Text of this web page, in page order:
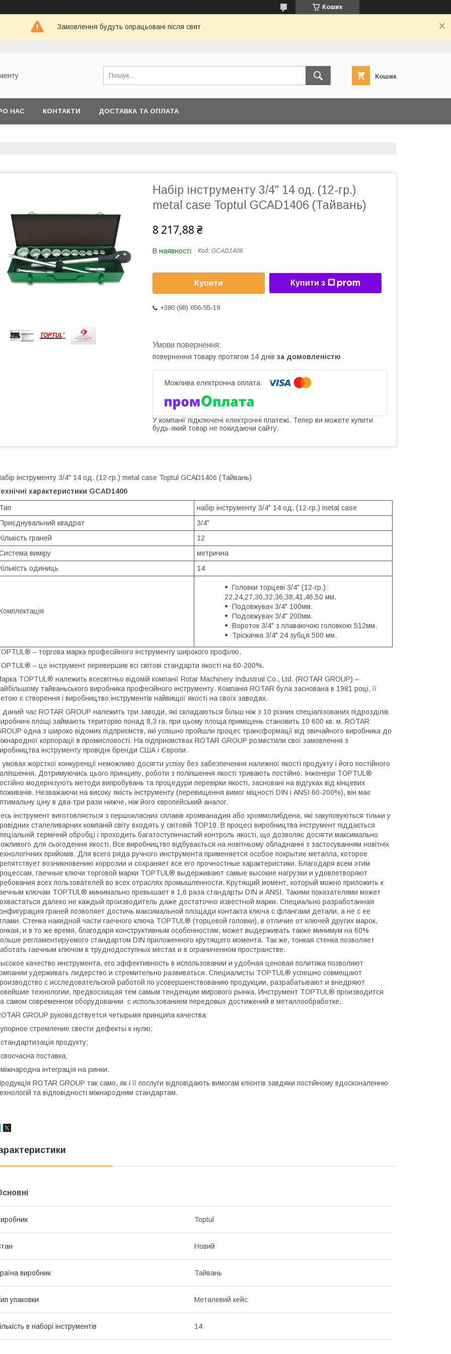
Кошик
Замовлення будуть опрацьовані після свят
Кошик
НАС КОНТАКТИ ДОСТАВКА ТА ОПЛАТА
Набір інструменту 3/4" 14 од. (12-гр.)
metal саѕе Toptul GCAD1406 (Тайвань)
8 217,88 ₴
В наявності Код: GCAD1406
Купити Купити з
+380 (98) 656-55-19
повернення товару протягом 14 днів за домовленістю
У компанії підключені електронні платежі. Тепер ви можете купити
будь-який товар не покидаючи сайту.
інструменту 3/4" 14 од. (12-гр.) metal саѕе Toptul GCAD1406 (Тайвань)
характеристики GCAD1406
Тип
набір інструменту 3/4" 14 од. (12-гр.) metal case
квадрат
3/4"
граней
12
виміру
метрична
одиниць
14
Головки торцеві 3/4" (12-гр.):
22,24,27,30,32,36,38,41,46,50 мм.
Подовжувач 3/4" 100мм.
Подовжувач 3/4" 200мм.
Вороток 3/4" з плаваючою головкою 512мм.
Тріскачка 3/4" 24 зубця 500 мм.
– торгова марка професійного інструменту широкого профілю.
– це інструмент перевершив всі світові стандарти якості на 60-200%.
TOPTUL® належить всесвітньо відомій компанії Rotar Machinery Industrial Co., Ltd. (ROTAR GROUP) –
тайваньського виробника професійного інструменту. Компанія ROTAR була заснована в 1981 році, її
є створення і виробництво інструментів найвищої якості на своїх заводах.
даний час ROTAR GROUP належить три заводи, які складаються більш ніж з 10 різних спеціалізованих підрозділів.
площі займають територію понад 8,3 га, при цьому площа приміщень становить 10 600 кв. м. ROTAR
одна з широко відомих підприємств, які успішно пройшли процес трансформації від звичайного виробника до
корпорації в промисловості. На підприємствах ROTAR GROUP розмістили свої замовлення з
інструменту провідні бренди США і Європи.
умовах жорсткої конкуренції неможливо досягти успіху без забезпечення належної якості продукту і його постійного
Дотримуючись цього принципу, роботи з поліпшення якості тривають постійно. Інженери TOPTUL®
модернізують методи випробувань та процедури перевірки якості, засновані на відгуках від кінцевих
Незважаючи на високу якість інструменту (перевищення вимог міцності DIN і ANSI 60-200%), він має
ціну в два-три рази нижче, ніж його європейський аналог.
інструмент виготовляється з першокласних сплавів хромванадия або хроммолибдена, які закуповуються тільки у
сталеливарних компаній світу входять у світовій ТОР10. В процесі виробництва інструмент піддається
термічній обробці і проходить багатоступінчастий контроль якості, що дозволяє досягти максимально
для сьогодення якості. Все виробництво відбувається на новітньому обладнанні з застосуванням новітніх
прийомів. Для всего ряда ручного инструмента применяется особое покрытие металла, которое
возникновению коррозии и сохраняет все его прочностные характеристики. Благодаря всем этим
гаечные ключи торговой марки TOPTUL® выдерживают самые высокие нагрузки и удовлетворяют
всех пользователей во всех отраслях промышленности. Крутящий момент, который можно приложить к
ключам TOPTUL® минимально превышает в 1,6 раза стандарты DIN и ANSI. Такими показателями может
далеко не каждый производитель даже достаточно известной марки. Специально разработанная
граней позволяет достичь максимальной площади контакта ключа с флангами детали, а не с ее
Стенка накидной части гаечного ключа TOPTUL® (торцевой головки), в отличие от ключей других марок,
и в то же время, благодаря конструктивным особенностям, может выдерживать также минимум на 60%
регламентируемого стандартом DIN приложенного крутящего момента. Так же, тонкая стенка позволяет
гаечным ключом в труднодоступных местах и в ограниченном пространстве.
качество инструмента, его эффективность в использовании и удобная ценовая политика позволяют
удерживать лидерство и стремительно развиваться. Специалисты TOPTUL® успешно совмещают
с исследовательской работой по усовершенствованию продукции, разрабатывают и внедряют
технологии, предвосхищая тем самым тенденции мирового рынка. Инструмент TOPTUL® производится
самом современном оборудовании с использованием передовых достижений в металлообработке.
GROUP руководствуется четырьмя принципа качества:
стремление свести дефекты к нулю;
продукту;
поставка;
інтеграція на ринки.
ROTAR GROUP так само, як і її послуги відповідають вимогам клієнтів завдяки постійному вдосконаленню
та відповідності міжнародним стандартам.
Toptul
Новий
виробник Тайвань
упаковки Металевий кейс
в наборі інструментів 14